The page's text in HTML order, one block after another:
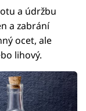
a údržbu
a zabrání
ocet, ale
lihový.